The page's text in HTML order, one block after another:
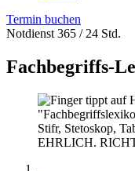
Termin buchen
Notdienst 365 / 24 Std.
Fachbegriffs-
EHRLICH.